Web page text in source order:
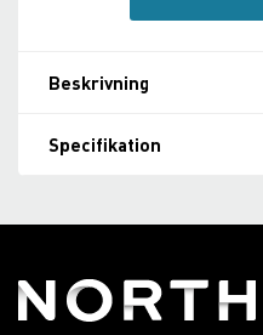
Beskrivning
Specifikation